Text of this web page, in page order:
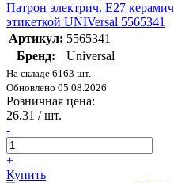
Патрон электрич. E27
этикеткой UNIVersal 5565341
Артикул: 5565341
Бренд:
Universal
На складе 6163 шт.
Обновлено 05.08.2026
Розничная цена:
26.31 / шт.
-
+
Купить